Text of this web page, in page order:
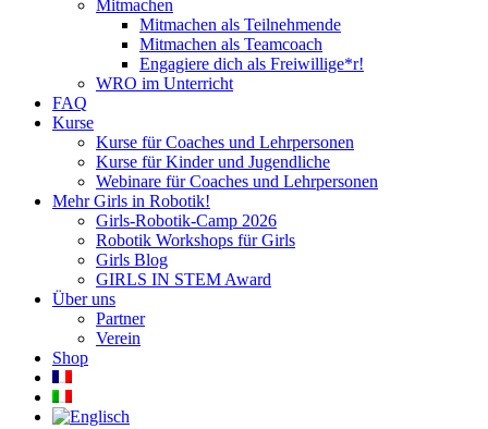
Mitmachen
Mitmachen als Teilnehmende
Mitmachen als Teamcoach
Engagiere dich als Freiwillige*r!
WRO im Unterricht
FAQ
Kurse
Kurse für Coaches und Lehrpersonen
Kurse für Kinder und Jugendliche
Webinare für Coaches und Lehrpersonen
Mehr Girls in Robotik!
Girls-Robotik-Camp 2026
Robotik Workshops für Girls
Girls Blog
GIRLS IN STEM Award
Über uns
Partner
Verein
Shop